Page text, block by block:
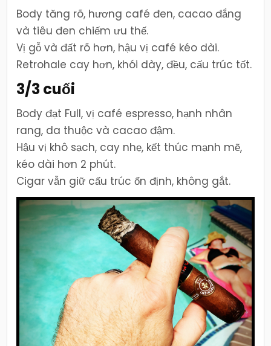
Body tăng rõ, hương café đen, cacao đắng
và tiêu đen chiếm ưu thế.
Vị gỗ và đất rõ hơn, hậu vị café kéo dài.
Retrohale cay hơn, khói dày, đều, cấu trúc tốt.
3/3 cuối
Body đạt Full, vị café espresso, hạnh nhân
rang, da thuộc và cacao đậm.
Hậu vị khô sạch, cay nhẹ, kết thúc mạnh mẽ,
kéo dài hơn 2 phút.
Cigar vẫn giữ cấu trúc ổn định, không gắt.